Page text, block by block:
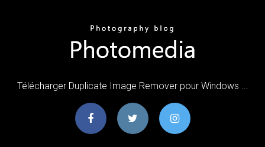
Télécharger Duplicate Image Remover pour Windows ...